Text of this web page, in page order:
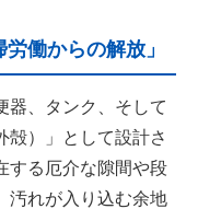
働からの解放」
器、タンク、そして
殻）」として設計さ
する厄介な隙間や段
汚れが入り込む余地